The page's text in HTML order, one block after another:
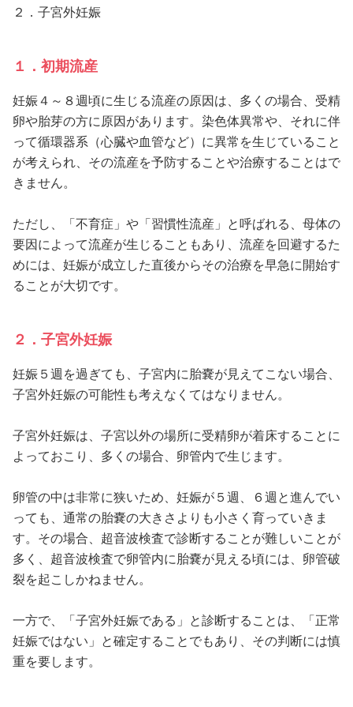
２．子宮外妊娠
１．初期流産
妊娠４～８週頃に生じる流産の原因は、多くの場合、受精
卵や胎芽の方に原因があります。染色体異常や、それに伴
って循環器系（心臓や血管など）に異常を生じていること
が考えられ、その流産を予防することや治療することはで
きません。
ただし、「不育症」や「習慣性流産」と呼ばれる、母体の
要因によって流産が生じることもあり、流産を回避するた
めには、妊娠が成立した直後からその治療を早急に開始す
ることが大切です。
２．子宮外妊娠
妊娠５週を過ぎても、子宮内に胎嚢が見えてこない場合、
子宮外妊娠の可能性も考えなくてはなりません。
子宮外妊娠は、子宮以外の場所に受精卵が着床することに
よっておこり、多くの場合、卵管内で生じます。
卵管の中は非常に狭いため、妊娠が５週、６週と進んでい
っても、通常の胎嚢の大きさよりも小さく育っていきま
す。その場合、超音波検査で診断することが難しいことが
多く、超音波検査で卵管内に胎嚢が見える頃には、卵管破
裂を起こしかねません。
一方で、「子宮外妊娠である」と診断することは、「正常
妊娠ではない」と確定することでもあり、その判断には慎
重を要します。